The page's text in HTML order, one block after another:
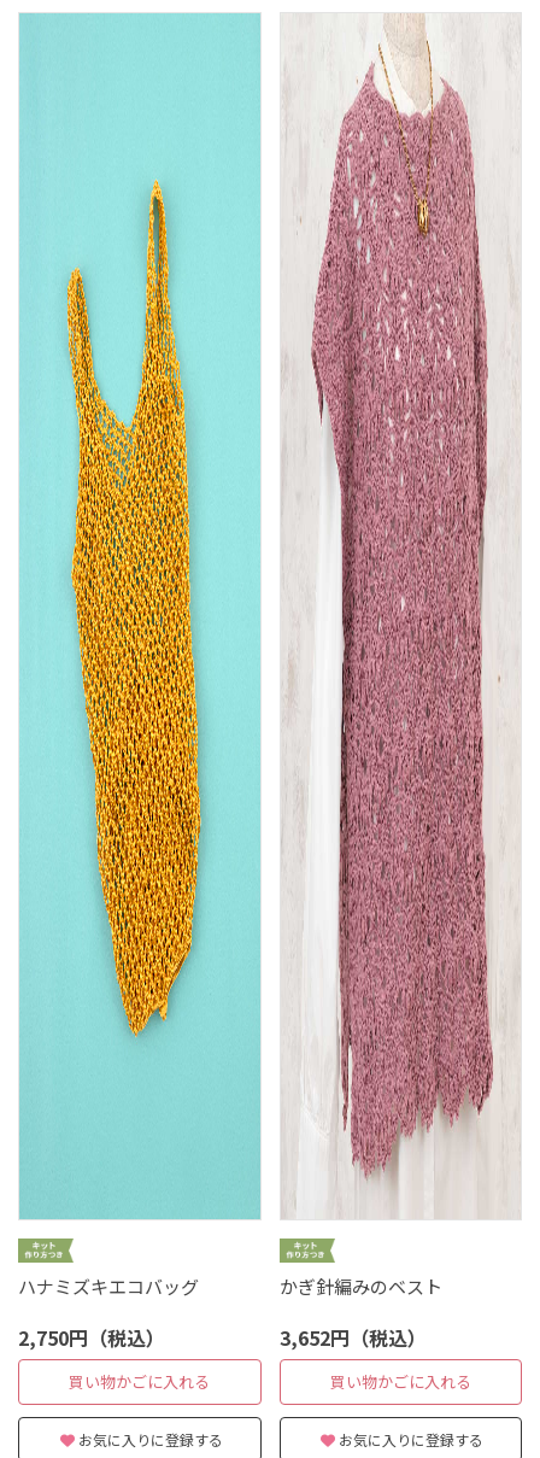
ハナミズキエコバッグ
2,750円（税込）
買い物かごに入れる
お気に入りに登録する
かぎ針編みのベスト
3,652円（税込）
買い物かごに入れる
お気に入りに登録する